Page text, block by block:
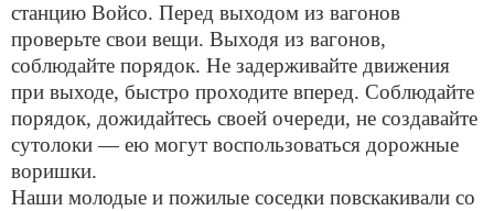
станцию Войсо. Перед выходом из вагонов
проверьте свои вещи. Выходя из вагонов,
соблюдайте порядок. Не задерживайте движения
при выходе, быстро проходите вперед. Соблюдайте
порядок, дожидайтесь своей очереди, не создавайте
сутолоки — ею могут воспользоваться дорожные
воришки.
Наши молодые и пожилые соседки повскакивали со